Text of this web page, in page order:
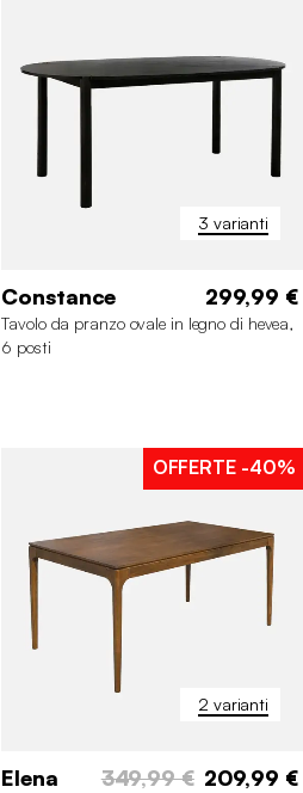
3 varianti
Constance 299,99 €
Tavolo da pranzo ovale in legno di hevea,
6 posti
2 varianti
OFFERTE -40%
Elena 349,99 € 209,99 €